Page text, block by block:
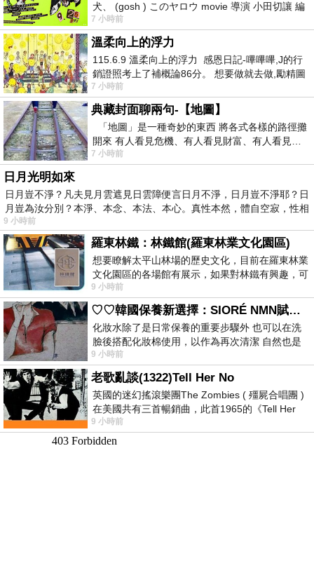
犬、 (gosh ) このヤロウ movie 導演 小田切讓 編
劇: 小田切讓 主演: 小田切讓
7 小時前
溫柔向上的浮力
115.6.9 溫柔向上的浮力 感恩日記-嗶嗶嗶,J的行
銷證照考上了補概論86分。 想要做就去做,勵精圖
治大成功,也是表法,堅持和努力
7 小時前
典藏封面聊兩句-【地圖】
「地圖」是一種奇妙的東西 將各式各樣的路徑攤
開來 有人看見危機、有人看見財富、有人看見…
從中可以發掘出不同的
7 小時前
日月光明如來
日月豈不淨？凡夫見月雲遮見日雲障便言日月不淨，日月豈不淨耶？日
月豈為汝分別？本淨、本念、本法、本心。真性本然，體自空寂，性相
9 小時前
羅東林鐵：林鐵館(羅東林業文化園區)
想要瞭解太平山林場的歷史文化，目前在羅東林業
文化園區的各場館有展示，如果對林鐵有興趣，可
以到林鐵館。 這裡展示從山下
9 小時前
♡♡韓國保養新選擇：SIORÉ NMN賦活泡泡化妝水♡♡
化妝水除了是日常保養的重要步驟外 也可以在洗
臉後搭配化妝棉使用，以作為再次清潔 自然也是
我的保養必備品項 不過，我對於化妝
9 小時前
老歌亂談(1322)Tell Her No
英國的迷幻搖滾樂團The Zombies ( 殭屍合唱團 )
在美國共有三首暢銷曲，此首1965的《Tell Her
No》即為其中之一，在告示牌百大單曲
9 小時前